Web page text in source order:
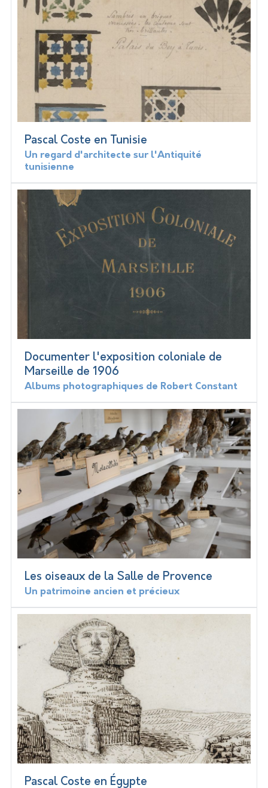
Pascal Coste en Tunisie
Un regard d'architecte sur l'Antiquité
tunisienne
Documenter l'exposition coloniale de
Marseille de 1906
Albums photographiques de Robert Constant
Les oiseaux de la Salle de Provence
Un patrimoine ancien et précieux
Pascal Coste en Égypte